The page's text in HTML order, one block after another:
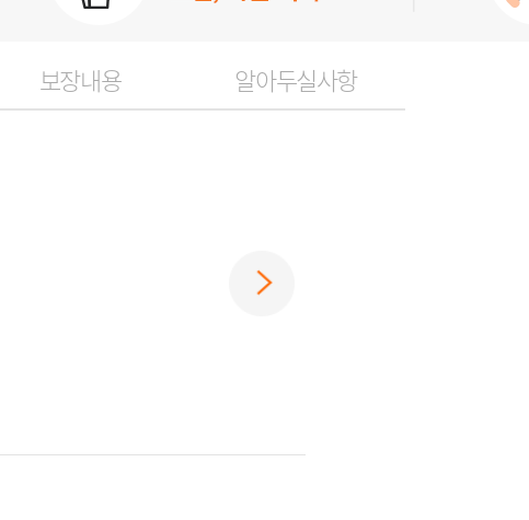
보장내용 알아두실사항